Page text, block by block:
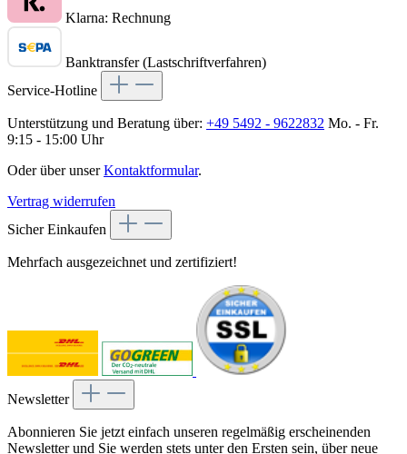
Klarna: Rechnung
Banktransfer (Lastschriftverfahren)
Service-Hotline
Unterstützung und Beratung über: +49 5492 - 9622832 Mo. - Fr.
9:15 - 15:00 Uhr
Oder über unserKontaktformular.
Vertrag widerrufen
Sicher Einkaufen
Mehrfach ausgezeichnet und zertifiziert!
Newsletter
Abonnieren Sie jetzt einfach unseren regelmäßig erscheinenden
Newsletter und Sie werden stets unter den Ersten sein, über neue